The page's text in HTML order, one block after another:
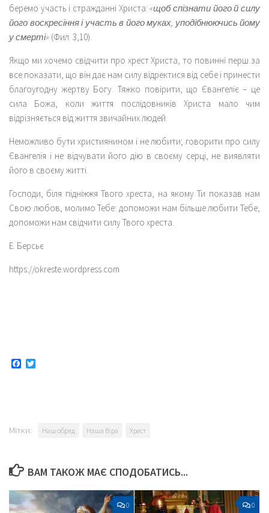
беремо участь і стражданні Христа:«щоб спізнати його й силу
його воскресіння і участь в його муках, уподібнюючись йому
у смерті» (Фил. 3,10).
Якщо ми хочемо свідчити про хрест Христа, то повинні перш за
все показати, що він дає нам силу відректися від себе і принести
благоугодну жертву Богу. Тяжко повірити, що Євангеліє – це
сила Божа, коли життя послідовників Христа мало чим
відрізняється від життя звичайних людей.
Неможливо бути християнином і не любити; говорити про силу
Євангелія і не відчувати його дію в своєму серці, не виявляти
його в своєму житті.
Господи, біля підніжжя Твого хреста, на якому Ти показав нам
Свою любов, молимо Тебе: допоможи нам більше любити Тебе,
допоможи нам свідчити силу Твого хреста.
Е. Берсьє
https://okreste.wordpress.com
Facebook
Мітки: Наш обряд Наша Віра Хрест
ВАМ ТАКОЖ МАЄ СПОДОБАТИСЬ...
0 0